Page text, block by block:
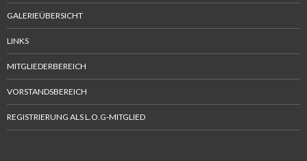
GALERIEÜBERSICHT
LINKS
MITGLIEDERBEREICH
VORSTANDSBEREICH
REGISTRIERUNG ALS L.O.G-MITGLIED